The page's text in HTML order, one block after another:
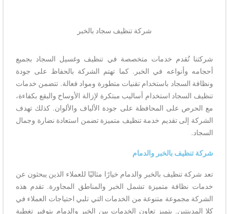
شركة تنظيف سجاد بالخبر
شركتنا تُقدم خدمات متخصصة في تنظيف وغسيل السجاد بجميع
أحجامه وأنواعه في الخبر. كما تهتم الشركة بالحفاظ على جودة
ونظافة السجاد باستخدام تقنيات متطورة ومواد فعالة. تتضمن خدمات
تنظيف السجاد استخدام أساليب مبتكرة لإزالة الأوساخ والبقع بكفاءة،
مع الحرص على المحافظة على جودة الألياف والألوان. كذلك تهدف
الشركة إلى تقديم خدمة تنظيف متميزة تضمن استعادة نضارة وجمال
السجاد.
شركة تنظيف بالخبر والدمام
تعد شركة تنظيف بالخبر والدمام خيارًا مثاليًا للعملاء الذين يبحثون عن
خدمات نظافة متميزة تشمل الخبر والمناطق المجاورة. تقدم هذه
الشركة مجموعة متنوعة من الخدمات التي تلبي احتياجات العملاء في
كلا المدينتين. يتميز تعاون الخدمات بين الخبر والدمام بتوفير تغطية